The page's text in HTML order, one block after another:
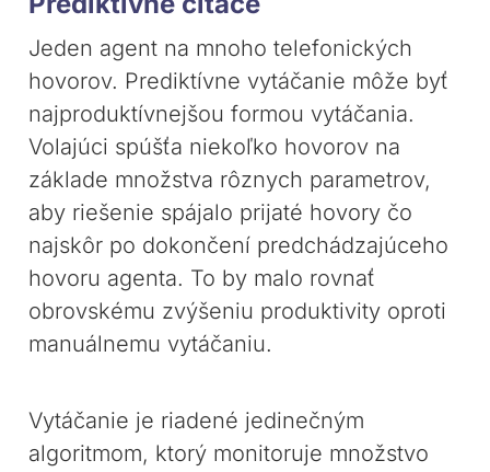
Jeden agent na mnoho telefonických
hovorov. Prediktívne vytáčanie môže byť
najproduktívnejšou formou vytáčania.
Volajúci spúšťa niekoľko hovorov na
základe množstva rôznych parametrov,
aby riešenie spájalo prijaté hovory čo
najskôr po dokončení predchádzajúceho
hovoru agenta. To by malo rovnať
obrovskému zvýšeniu produktivity oproti
manuálnemu vytáčaniu.
Vytáčanie je riadené jedinečným
algoritmom, ktorý monitoruje množstvo